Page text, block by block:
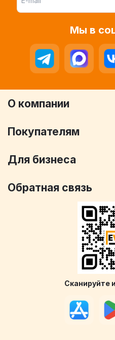
Мы в
О компании
Покупателям
Для бизнеса
Обратная связь
Сканируйте